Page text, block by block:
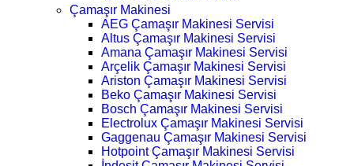
Çamaşır Makinesi
AEG Çamaşır Makinesi Servisi
Altus Çamaşır Makinesi Servisi
Amana Çamaşır Makinesi Servisi
Arçelik Çamaşır Makinesi Servisi
Ariston Çamaşır Makinesi Servisi
Beko Çamaşır Makinesi Servisi
Bosch Çamaşır Makinesi Servisi
Electrolux Çamaşır Makinesi Servisi
Gaggenau Çamaşır Makinesi Servisi
Hotpoint Çamaşır Makinesi Servisi